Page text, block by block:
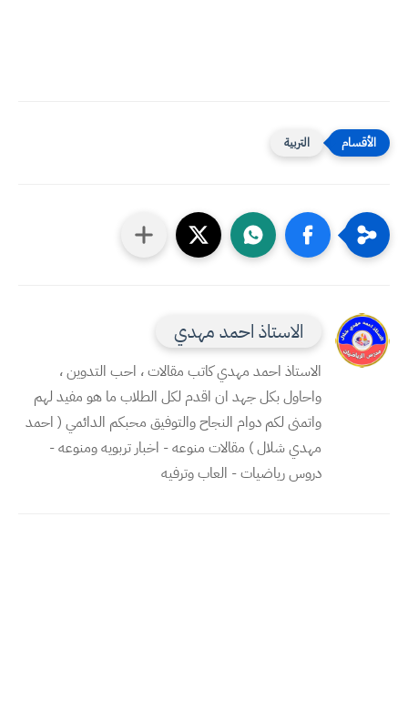
التربية
الاستاذ احمد مهدي
الاستاذ احمد مهدي كاتب مقالات ، احب التدوين ،
واحاول بكل جهد ان اقدم لكل الطلاب ما هو مفيد لهم
واتمنى لكم دوام النجاح والتوفيق محبكم الدائمي ( احمد
مهدي شلال ) مقالات منوعه - اخبار تربويه ومنوعه -
دروس رياضيات - العاب وترفيه